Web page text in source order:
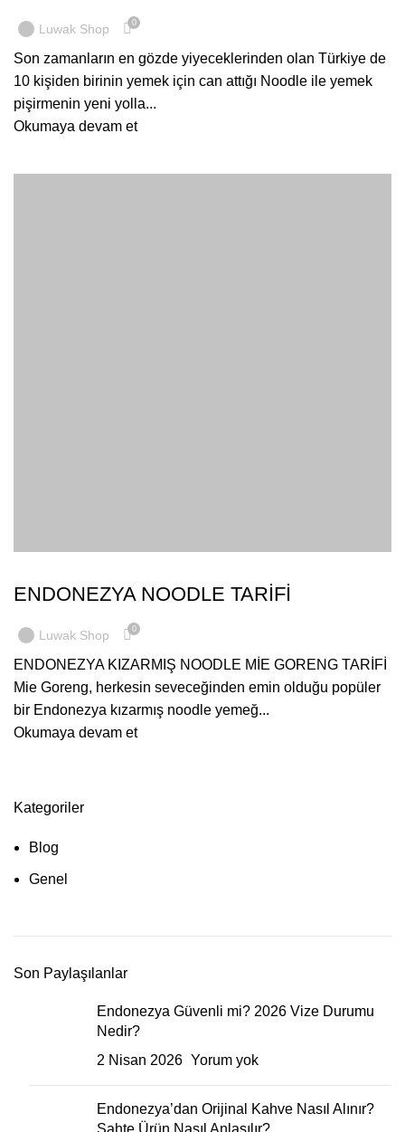
Luwak Shop 0
Son zamanların en gözde yiyeceklerinden olan Türkiye de
10 kişiden birinin yemek için can attığı Noodle ile yemek
pişirmenin yeni yolla...
Okumaya devam et
ENDONEZYA NOODLE TARİFİ
Luwak Shop 0
ENDONEZYA KIZARMIŞ NOODLE MİE GORENG TARİFİ
Mie Goreng, herkesin seveceğinden emin olduğu popüler
bir Endonezya kızarmış noodle yemeğ...
Okumaya devam et
Kategoriler
Blog
Genel
Son Paylaşılanlar
Endonezya Güvenli mi? 2026 Vize Durumu
Nedir?
2 Nisan 2026 Yorum yok
Endonezya’dan Orijinal Kahve Nasıl Alınır?
Sahte Ürün Nasıl Anlaşılır?